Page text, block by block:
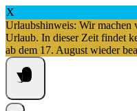
X
Urlaubshinweis: Wir machen
Urlaub. In dieser Zeit findet
ab dem 17. August wieder
Springe
zum
Inhalt